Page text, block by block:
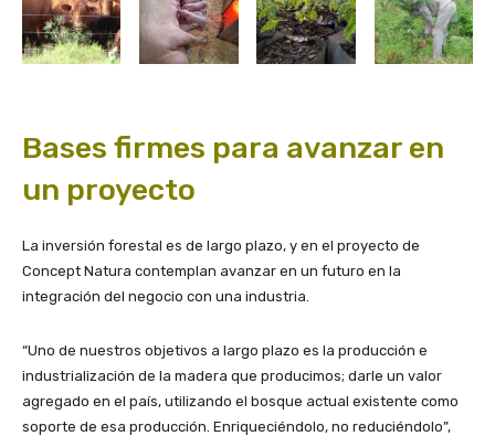
Bases firmes para avanzar en
un proyecto
La inversión forestal es de largo plazo, y en el proyecto de
Concept Natura contemplan avanzar en un futuro en la
integración del negocio con una industria.
“Uno de nuestros objetivos a largo plazo es la producción e
industrialización de la madera que producimos; darle un valor
agregado en el país, utilizando el bosque actual existente como
soporte de esa producción. Enriqueciéndolo, no reduciéndolo”,